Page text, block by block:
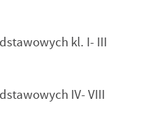
kl. I- III
IV- VIII